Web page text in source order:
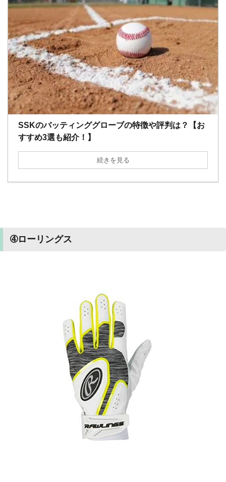
SSKのバッティンググローブの特徴や評判は？【お
すすめ3選も紹介！】
続きを見る
➃ローリングス